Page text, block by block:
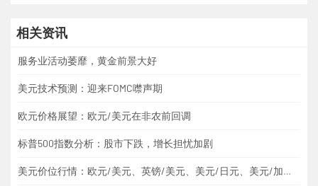
相关资讯
服务业活动萎靡，黄金前景大好
美元技术预测：迎来FOMC噤声期
欧元价格展望：欧元/美元在非农前回调
标普500指数分析：股市下跌，增长担忧加剧
美元价位行情：欧元/美元、英镑/美元、美元/日元、美元/加元、黄金